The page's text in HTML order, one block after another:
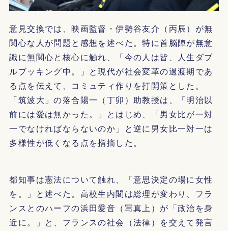
意見交換では、映画監督・伊勢谷友介（丙辰）が無
関心な人が問題と感想を述べた。特に首脳陣が無意
識に無関心と核心に触れ、「今の人は皆、人生ダブ
ルブッキング中。」と現代が社会変革の過渡期であ
る点を伝えて、コミュティ作りを打開策とした。
「筑波大」の落合陽一（丁卯）助教授は、「明治以
前には愛は無かった。」とはじめ、「男女比が一対
一でなければならないのか」と逆に男女比一対一は
多様性が低くなる点を指摘した。
都知事は憲法について触れ、「意思決定の場に女性
を。」と述べた。高校生内閣は総理が変わり、フラ
ンスとのハーフの浜田愛音（写真上）が「政治を身
近に。」と、フランスの社会（法律）を交えて発言